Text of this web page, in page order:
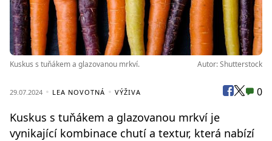
Kuskus s tuňákem a glazovanou mrkví. Autor: Shutterstock
29.07.2024 LEA NOVOTNÁ VÝŽIVA 0
Kuskus s tuňákem a glazovanou mrkví je
vynikající kombinace chutí a textur, která nabízí